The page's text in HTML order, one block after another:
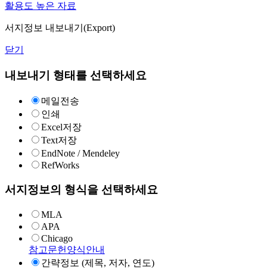
활용도 높은 자료
서지정보 내보내기(Export)
닫기
내보내기 형태를 선택하세요
메일전송
인쇄
Excel저장
Text저장
EndNote / Mendeley
RefWorks
서지정보의 형식을 선택하세요
MLA
APA
Chicago
참고문헌양식안내
간략정보 (제목, 저자, 연도)